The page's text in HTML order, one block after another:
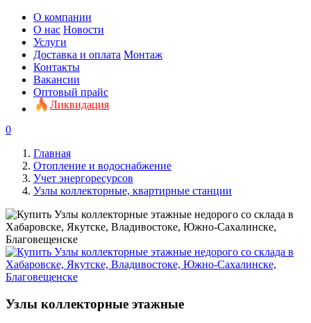
О компании
О нас Новости
Услуги
Доставка и оплата Монтаж
Контакты
Вакансии
Оптовый прайс
Ликвидация
0
Главная
Отопление и водоснабжение
Учет энергоресурсов
Узлы коллекторные, квартирные станции
Узлы коллекторные этажные